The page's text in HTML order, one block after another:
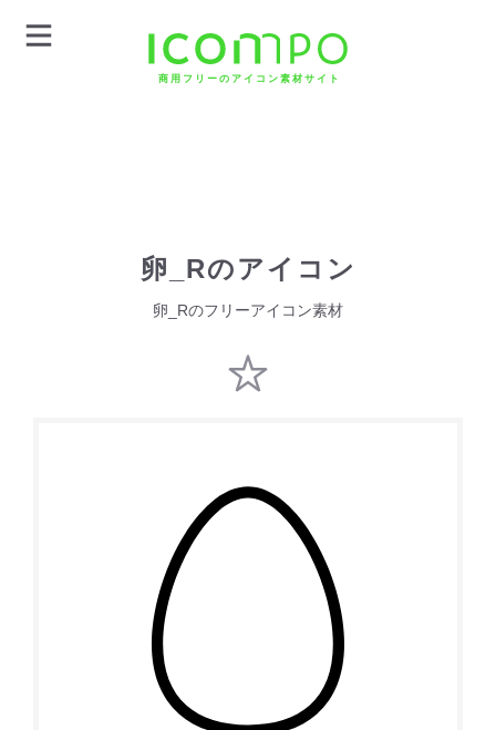
商用フリーのアイコン素材サイト
卵_Rのアイコン
卵_Rのフリーアイコン素材